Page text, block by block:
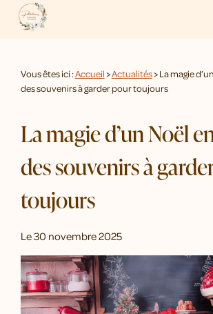
Vous êtes ici :Accueil>Actualités> La magie
des souvenirs à garder pour toujours
La magie d’un Noël
des souvenirs à
toujours
Le30 novembre 2025
Panneau de gestion des cookies